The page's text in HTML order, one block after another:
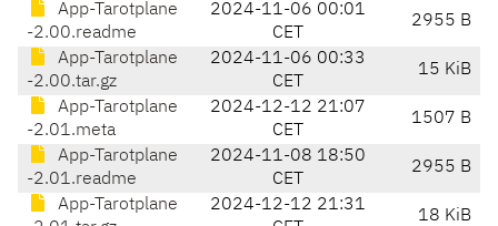
App-Tarotplane
-2.00.readme
2024-11-06 00:01
CET
2955 B
App-Tarotplane
-2.00.tar.gz
2024-11-06 00:33
CET
15 KiB
App-Tarotplane
-2.01.meta
2024-12-12 21:07
CET
1507 B
App-Tarotplane
-2.01.readme
2024-11-08 18:50
CET
2955 B
App-Tarotplane
2024-12-12 21:31
18 KiB